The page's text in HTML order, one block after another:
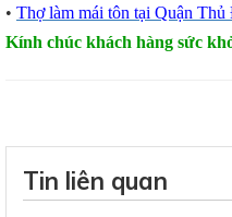
• Thợ làm mái tôn tại Quận
Kính chúc khách hàng sức
Tin liên quan